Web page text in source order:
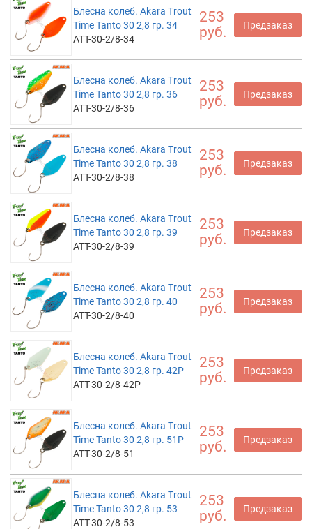
Блесна колеб. Akara Trout
Time Tanto 30 2,8 гр. 34
ATT-30-2/8-34
253
руб.
Предзаказ
Блесна колеб. Akara Trout
Time Tanto 30 2,8 гр. 36
ATT-30-2/8-36
253
руб.
Предзаказ
Блесна колеб. Akara Trout
Time Tanto 30 2,8 гр. 38
ATT-30-2/8-38
253
руб.
Предзаказ
Блесна колеб. Akara Trout
Time Tanto 30 2,8 гр. 39
ATT-30-2/8-39
253
руб.
Предзаказ
Блесна колеб. Akara Trout
Time Tanto 30 2,8 гр. 40
ATT-30-2/8-40
253
руб.
Предзаказ
Блесна колеб. Akara Trout
Time Tanto 30 2,8 гр. 42P
ATT-30-2/8-42P
253
руб.
Предзаказ
Блесна колеб. Akara Trout
Time Tanto 30 2,8 гр. 51P
ATT-30-2/8-51
253
руб.
Предзаказ
Блесна колеб. Akara Trout
Time Tanto 30 2,8 гр. 53
ATT-30-2/8-53
253
руб.
Предзаказ